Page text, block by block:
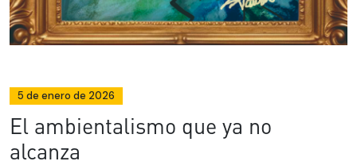
5 de enero de 2026
El ambientalismo que ya no
alcanza